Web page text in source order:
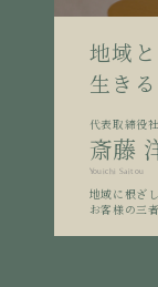
地域
生き
代表取締役
斎藤
Youichi Saitou
地域に根ざ
お客様の三